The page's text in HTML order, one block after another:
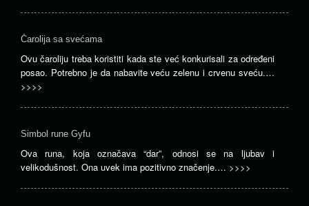
Čarolija sa svećama
Ovu čaroliju treba koristiti kada ste već konkurisali za određeni
posao. Potrebno je da nabavite veću zelenu i crvenu sveću.…
>>>>
Simbol rune Gyfu
Ova runa, koja označava “dar”, odnosi se na ljubav i
velikodušnost. Ona uvek ima pozitivno značenje.… >>>>